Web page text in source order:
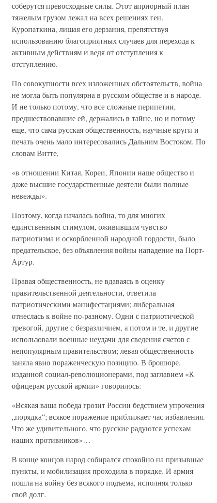
соберутся превосходные силы. Этот априорный план
тяжелым грузом лежал на всех решениях ген.
Куропаткина, лишая его дерзания, препятствуя
использованию благоприятных случаев для перехода к
активным действиям и ведя от отступления к
отступлению.
По совокупности всех изложенных обстоятельств, война
не могла быть популярна в русском обществе и в народе.
И не только потому, что все сложные перипетии,
предшествовавшие ей, держались в тайне, но и потому
еще, что сама русская общественность, научные круги и
печать очень мало интересовались Дальним Востоком. По
словам Витте,
«в отношении Китая, Кореи, Японии наше общество и
даже высшие государственные деятели были полные
невежды».
Поэтому, когда началась война, то для многих
единственным стимулом, оживившим чувство
патриотизма и оскорбленной народной гордости, было
предательское, без объявления войны нападение на Порт-
Артур.
Правая общественность, не вдаваясь в оценку
правительственной деятельности, ответила
патриотическими манифестациями; либеральная
отнеслась к войне по-разному. Одни с патриотической
тревогой, другие с безразличием, а потом и те, и другие
использовали военные неудачи для сведения счетов с
непопулярным правительством; левая общественность
заняла явно пораженческую позицию. В брошюре,
изданной социал-революционерами, под заглавием «К
офицерам русской армии» говорилось:
«Всякая ваша победа грозит России бедствием упрочения
„порядка“; всякое поражение приближает час избавления.
Что же удивительного, что русские радуются успехам
наших противников»…
В конце концов народ собирался спокойно на призывные
пункты, и мобилизация проходила в порядке. И армия
пошла на войну без всякого подъема, исполняя только
свой долг.